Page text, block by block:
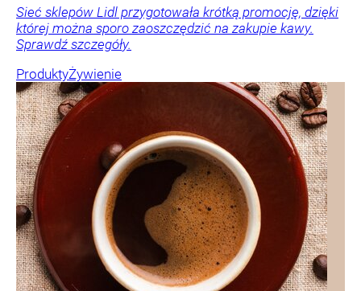
Sieć sklepów Lidl przygotowała krótką promocję, dzięki
której można sporo zaoszczędzić na zakupie kawy.
Sprawdź szczegóły.
ProduktyŻywienie